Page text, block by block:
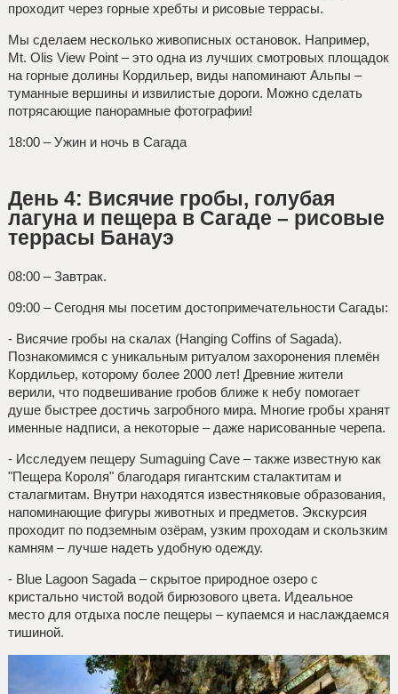
проходит через горные хребты и рисовые террасы.
Мы сделаем несколько живописных остановок. Например,
Mt. Olis View Point – это одна из лучших смотровых площадок
на горные долины Кордильер, виды напоминают Альпы –
туманные вершины и извилистые дороги. Можно сделать
потрясающие панорамные фотографии!
18:00 – Ужин и ночь в Сагада
День 4: Висячие гробы, голубая
лагуна и пещера в Сагаде – рисовые
террасы Банауэ
08:00 – Завтрак.
09:00 – Сегодня мы посетим достопримечательности Сагады:
- Висячие гробы на скалах (Hanging Coffins of Sagada).
Познакомимся с уникальным ритуалом захоронения племён
Кордильер, которому более 2000 лет! Древние жители
верили, что подвешивание гробов ближе к небу помогает
душе быстрее достичь загробного мира. Многие гробы хранят
именные надписи, а некоторые – даже нарисованные черепа.
- Исследуем пещеру Sumaguing Cave – также известную как
"Пещера Короля" благодаря гигантским сталактитам и
сталагмитам. Внутри находятся известняковые образования,
напоминающие фигуры животных и предметов. Экскурсия
проходит по подземным озёрам, узким проходам и скользким
камням – лучше надеть удобную одежду.
- Blue Lagoon Sagada – скрытое природное озеро с
кристально чистой водой бирюзового цвета. Идеальное
место для отдыха после пещеры – купаемся и наслаждаемся
тишиной.